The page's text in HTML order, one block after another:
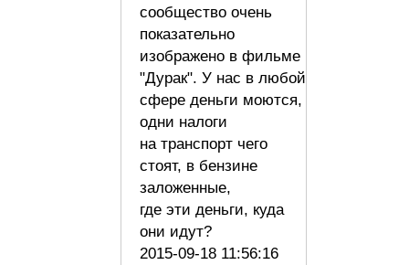
сообщество очень
показательно
изображено в фильме
"Дурак". У нас в любой
сфере деньги моются,
одни налоги
на транспорт чего
стоят, в бензине
заложенные,
где эти деньги, куда
они идут?
2015-09-18 11:56:16